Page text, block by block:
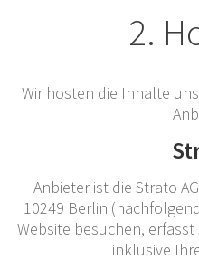
2.
Wir hosten die Inhalte
Anbieter ist die Strato
10249 Berlin
Website besuchen,
inklusive